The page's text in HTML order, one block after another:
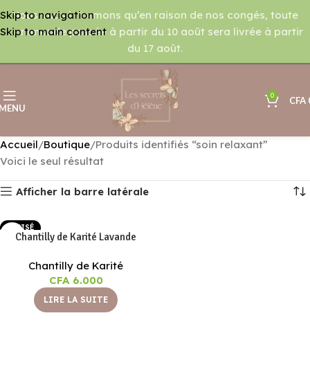
Skip to navigation
Skip to main content
Nous vous informons qu’en raison de nos congés, toute
commande passée à partir du 10 août sera livrée à partir
du 17 août.
0 CFA
Accueil Boutique Produits identifiés “soin relaxant”
Voici le seul résultat
Afficher la barre latérale
EPUISÉ
Chantilly de Karité Lavande
Chantilly de Karité
CFA6.000
LIRE LA SUITE